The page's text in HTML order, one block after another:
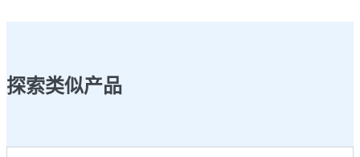
探索类似产品